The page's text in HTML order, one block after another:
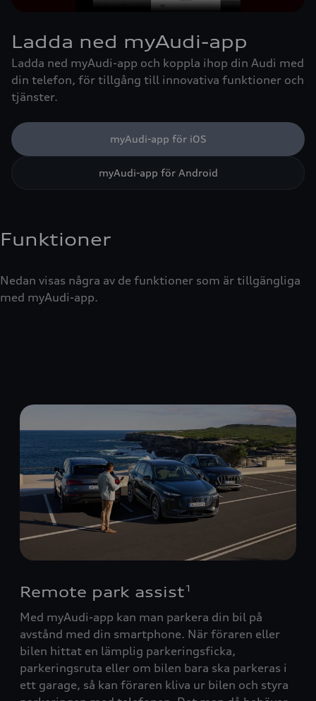
Ladda ned myAudi-app
Ladda ned myAudi-app och koppla ihop din Audi med
din telefon, för tillgång till innovativa funktioner och
tjänster.
myAudi-app för iOS
myAudi-app för Android
Funktioner
Nedan visas några av de funktioner som är tillgängliga
med myAudi-app.
Remote park assist 1
Med myAudi-app kan man parkera din bil på
avstånd med din smartphone. När föraren eller
bilen hittat en lämplig parkeringsficka,
parkeringsruta eller om bilen bara ska parkeras i
ett garage, så kan föraren kliva ur bilen och styra